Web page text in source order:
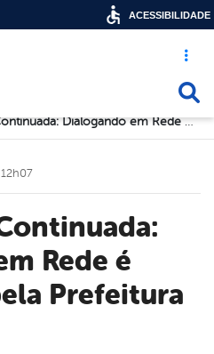
Acesso
II Formação Continuada: Dialogando em Rede é promovida pela Prefeitura de Floresta
Rede é
Prefeitura
ACESSIBILIDADE